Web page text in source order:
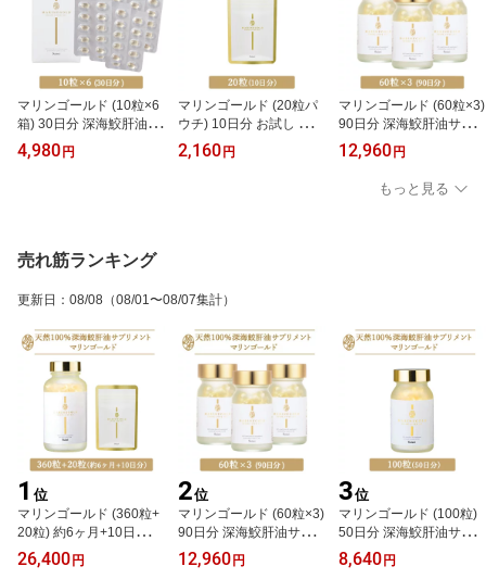
マリンゴールド (10粒×6
箱) 30日分 深海鮫肝油サ
プリメント ベースサプリ
メント 送料無料 健康 美
4,980 円
マリンゴールド (20粒パ
ウチ) 10日分 お試し おた
めし 深海鮫肝油サプリメ
ント ベースサプリメント
2,160 円
マリンゴールド (60粒×3)
90日分 深海鮫肝油サプ
リメント ベースサプリメ
ント 送料無料 健康 美容
スクワレン スクワラン
ショップチャンネル 大人
12,960 円
もっと見る
売れ筋ランキング
更新日 ： 08/08 （08/01〜08/07集計）
1 位
マリンゴールド (360粒+
20粒) 約6ヶ月+10日分 深
海鮫肝油サプリメント ベ
ースサプリメント 送料無
26,400 円
2位
マリンゴールド (60粒×3)
90日分 深海鮫肝油サプ
リメント ベースサプリメ
ント 送料無料 健康 美容
12,960 円
3位
マリンゴールド (100粒)
50日分 深海鮫肝油サプ
リメント ベースサプリメ
ント 送料無料 健康 美容
8,640 円